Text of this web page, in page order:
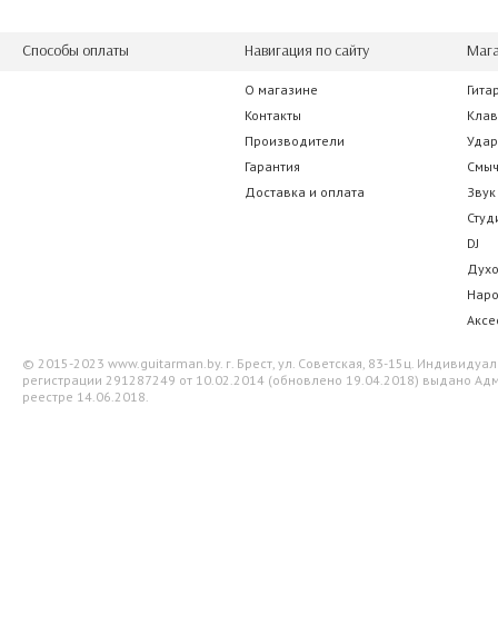
35.00 р.
Cherub
Способы оплаты Навигация по сайту
О магазине
Контакты
Производители
Гарантия
Доставка и оплата
Звук
DJ
© 2015-2023 www.guitarman.by. г. Брест, ул. Советская, 83-15ц.
регистрации 291287249 от 10.02.2014 (обновлено 19.04.2018) выдано
реестре 14.06.2018.